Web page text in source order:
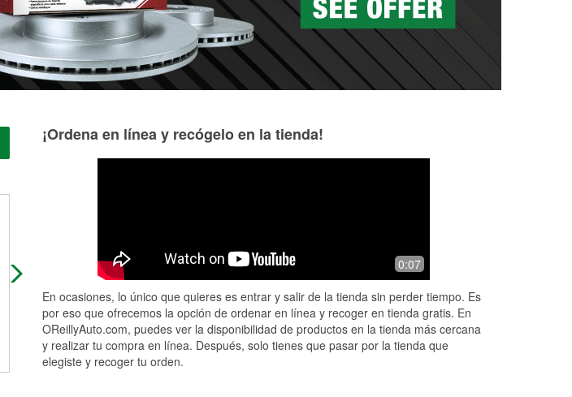
Store manager was really helpful were
from ny and he was able to help us
service. You guys are good people.
(Translated by Google) Excellent
service (Original) Excelente atencion
¡Ordena en línea y recógelo en la tienda!
0:07
En ocasiones, lo único que quieres es entrar y salir de la tienda sin perder tiempo. Es
por eso que ofrecemos la opción de ordenar en línea y recoger en tienda gratis. En
OReillyAuto.com, puedes ver la disponibilidad de productos en la tienda más cercana
y realizar tu compra en línea. Después, solo tienes que pasar por la tienda que
elegiste y recoger tu orden.